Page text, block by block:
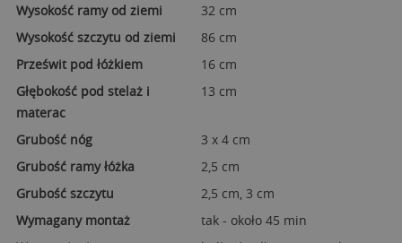
Wysokość ramy od ziemi
32 cm
Wysokość szczytu od ziemi
86 cm
Prześwit pod łóżkiem
16 cm
Głębokość pod stelaż i
materac
13 cm
Grubość nóg
3 x 4 cm
Grubość ramy łóżka
2,5 cm
Grubość szczytu
2,5 cm, 3 cm
Wymagany montaż
tak - około 45 min